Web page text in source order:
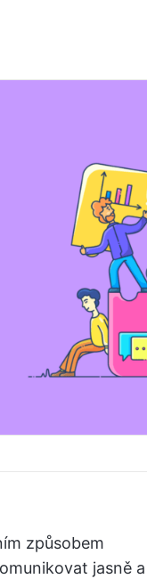
způsobem
jasně a